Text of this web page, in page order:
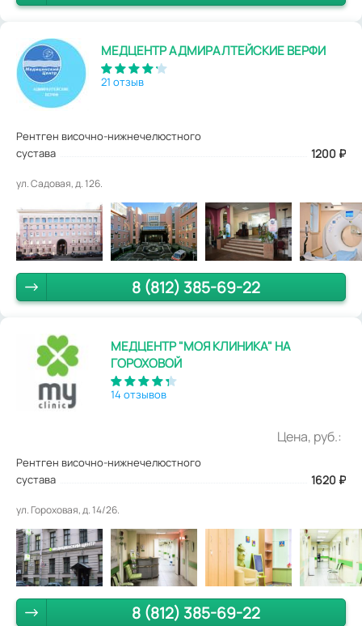
МЕДЦЕНТР АДМИРАЛТЕЙСКИЕ ВЕРФИ
21 отзыв
Рентген височно-нижнечелюстного
сустава
1200 ₽
ул. Садовая, д. 126.
8 (812) 385-69-22
МЕДЦЕНТР "МОЯ КЛИНИКА" НА
ГОРОХОВОЙ
14 отзывов
Цена, руб.:
Рентген височно-нижнечелюстного
сустава
1620 ₽
ул. Гороховая, д. 14/26.
8 (812) 385-69-22